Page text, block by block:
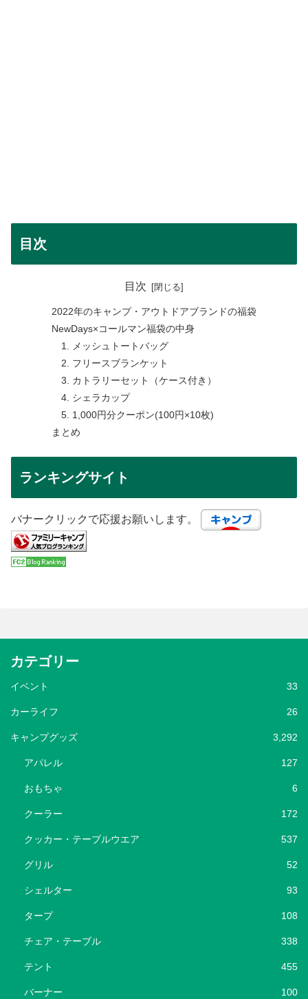
目次
目次
2022年のキャンプ・アウトドアブランドの福袋
NewDays×コールマン福袋の中身
1. メッシュトートバッグ
2. フリースブランケット
3. カトラリーセット（ケース付き）
4. シェラカップ
5. 1,000円分クーポン(100円×10枚)
まとめ
ランキングサイト
バナークリックで応援お願いします。
カテゴリー
イベント 33
カーライフ 26
キャンプグッズ 3,292
アパレル 127
おもちゃ 6
クーラー 172
クッカー・テーブルウエア 537
グリル 52
シェルター 93
タープ 108
チェア・テーブル 338
テント 455
バーナー 100